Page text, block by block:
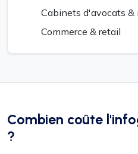
Cabinets d'avocats &
Commerce & retail
Combien coûte
?